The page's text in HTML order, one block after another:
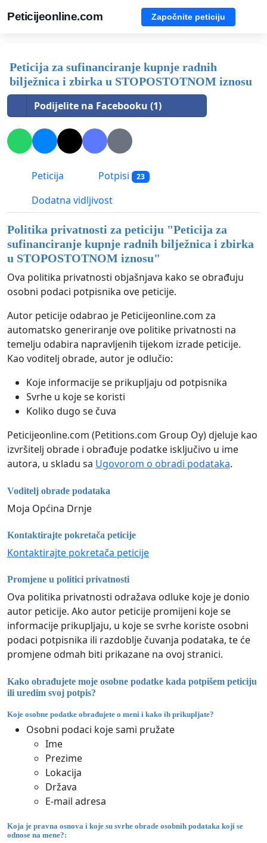
Peticijeonline.com Započnite peticiju
Peticija za sufinanciranje kupnje radnih
bilježnica i zbirka u STOPOSTOTNOM iznosu
Podijelite na Facebooku (1)
Peticija Potpisi 23
Dodatna vidljivost
Politika privatnosti za peticiju "Peticija za
sufinanciranje kupnje radnih bilježnica i zbirka
u STOPOSTOTNOM iznosu"
Ova politika privatnosti objašnjava kako se obrađuju
osobni podaci potpisnika ove peticije.
Autor peticije odabrao je Peticijeonline.com za
automatsko generiranje ove politike privatnosti na
temelju odabira napravljenih tijekom izrade peticije.
Kao voditelj obrade, autor je odlučio:
Koje informacije se prikupljaju od potpisnika
Svrhe u koje se koristi
Koliko dugo se čuva
Peticijeonline.com (Petitions.com Group Oy) djeluje kao
izvršitelj obrade i obrađuje podatke isključivo u ime
autora, u skladu sa Ugovorom o obradi podataka.
Voditelj obrade podataka
Moja Općina Drnje
Kontaktirajte pokretača peticije
Kontaktirajte pokretača peticije
Promjene u politici privatnosti
Ova politika privatnosti odražava odluke koje je donio
autor peticije. Ako autor peticije promijeni koje se
informacije prikupljaju, u koje se svrhe koriste osobni
podaci potpisnika ili razdoblje čuvanja podataka, te će
promjene odmah biti prikazane na ovoj stranici.
Kako obrađujete moje osobne podatke kada potpišem peticiju
ili uredim svoj potpis?
Koje osobne podatke obrađujete o meni i kako ih prikupljate?
Osobni podaci koje sami pružate
Ime
Prezime
Lokacija
Država
E-mail adresa
Koja je pravna osnova i koje su svrhe obrade osobnih podataka koji se
odnose na mene?: